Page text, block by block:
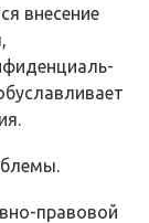
внесение
правовой